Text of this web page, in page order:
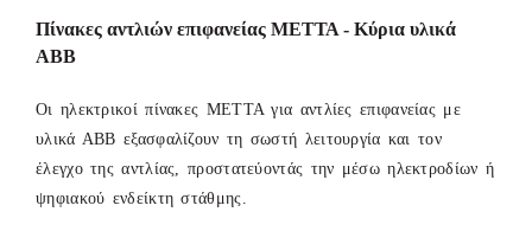
Πίνακες αντλιών επιφανείας ΜΕΤΤΑ - Κύρια υλικά
ΑΒΒ
Οι ηλεκτρικοί πίνακες ΜΕΤΤΑ για αντλίες επιφανείας με
υλικά ΑΒΒ εξασφαλίζουν τη σωστή λειτουργία και τον
έλεγχο της αντλίας, προστατεύοντάς την μέσω ηλεκτροδίων ή
ψηφιακού ενδείκτη στάθμης.